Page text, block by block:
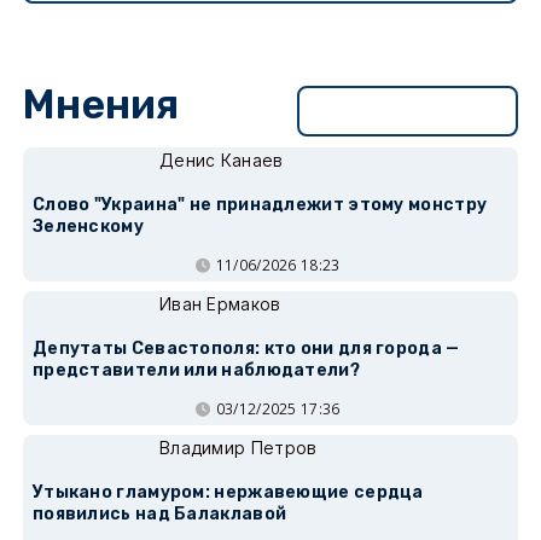
Мнения
Денис Канаев
Слово "Украина" не принадлежит этому монстру
Зеленскому
11/06/2026 18:23
Иван Ермаков
Депутаты Севастополя: кто они для города —
представители или наблюдатели?
03/12/2025 17:36
Владимир Петров
Утыкано гламуром: нержавеющие сердца
появились над Балаклавой